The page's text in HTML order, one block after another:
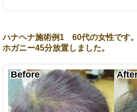
ハナヘナ施術例1 60代の女性です
ホガニー45分放置しました。